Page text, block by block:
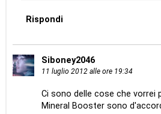
Rispondi
Siboney2046
11 luglio 2012 alle ore 19:34
Ci sono delle cose che vorrei
Mineral Booster sono